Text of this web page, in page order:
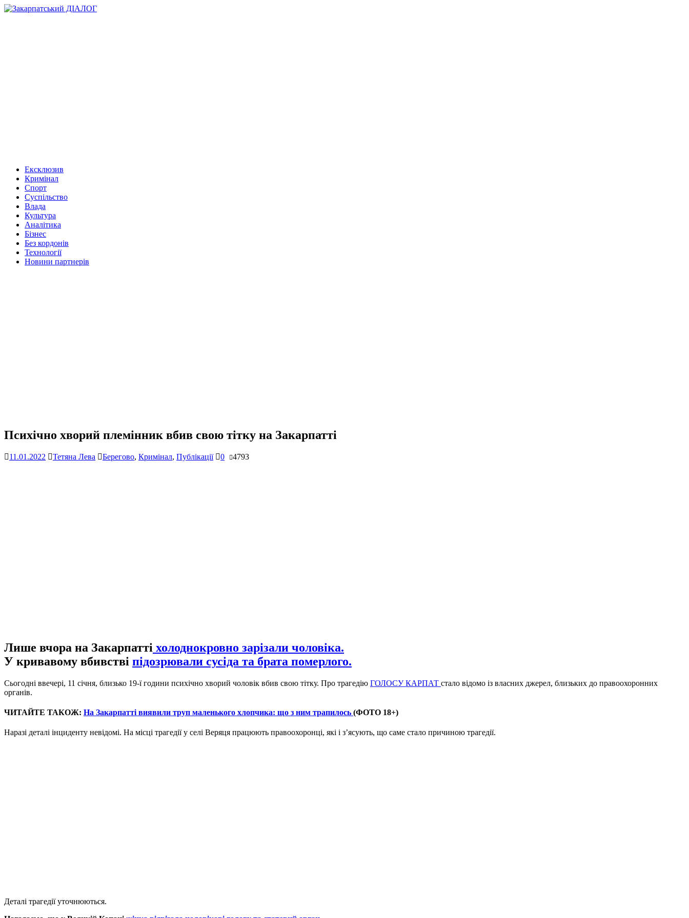
Ексклюзив
Кримінал
Спорт
Суспільство
Влада
Культура
Аналітика
Бізнес
Без кордонів
Технології
Новини партнерів
Психічно хворий племінник вбив свою тітку на Закарпатті
11.01.2022 Тетяна Лева Берегово, Кримінал, Публікації 0 4793
Лише вчора на Закарпатті холоднокровно зарізали чоловіка.
У кривавому вбивстві підозрювали сусіда та брата померлого.
Сьогодні ввечері, 11 січня, близько 19-ї години психічно хворий чоловік вбив свою тітку. Про трагедію ГОЛОСУ КАРПАТ стало відомо із власних джерел, близьких до правоохоронних
органів.
ЧИТАЙТЕ ТАКОЖ: На Закарпатті виявили труп маленького хлопчика: що з ним трапилось (ФОТО 18+)
Наразі деталі інциденту невідомі. На місці трагедії у селі Веряця працюють правоохоронці, які і з’ясують, що саме стало причиною трагедії.
Деталі трагедії уточнюються.